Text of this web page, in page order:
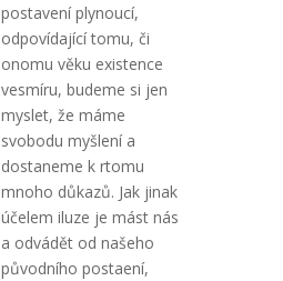
postavení plynoucí,
odpovídající tomu, či
onomu věku existence
vesmíru, budeme si jen
myslet, že máme
svobodu myšlení a
dostaneme k rtomu
mnoho důkazů. Jak jinak
účelem iluze je mást nás
a odvádět od našeho
původního postaení,